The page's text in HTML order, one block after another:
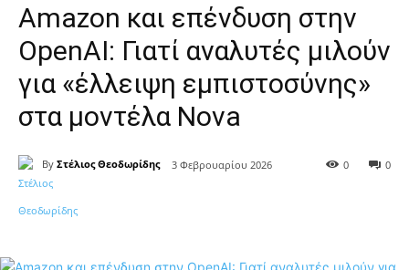
Amazon και επένδυση στην
OpenAI: Γιατί αναλυτές μιλούν
για «έλλειψη εμπιστοσύνης»
στα μοντέλα Nova
By Στέλιος Θεοδωρίδης 3 Φεβρουαρίου 2026 0
0